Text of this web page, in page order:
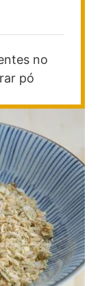
no
pó